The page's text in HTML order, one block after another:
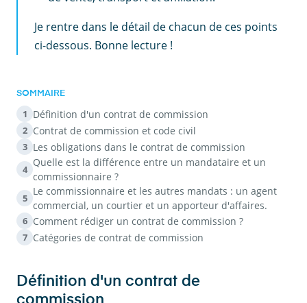
Je rentre dans le détail de chacun de ces points
ci-dessous. Bonne lecture !
SOMMAIRE
1 Définition d'un contrat de commission
2 Contrat de commission et code civil
3 Les obligations dans le contrat de commission
4
Quelle est la différence entre un mandataire et un
commissionnaire ?
5
Le commissionnaire et les autres mandats : un agent
commercial, un courtier et un apporteur d'affaires.
6 Comment rédiger un contrat de commission ?
7 Catégories de contrat de commission
Définition d'un contrat de